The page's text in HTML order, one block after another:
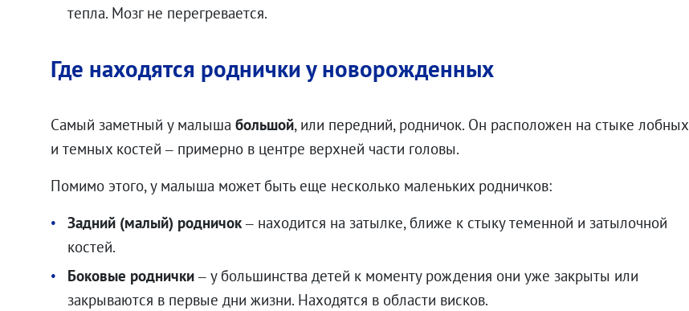
тепла. Мозг не перегревается.
Где находятся роднички у новорожденных
Самый заметный у малышабольшой, или передний, родничок. Он расположен на стыке лобных
и темных костей – примерно в центре верхней части головы.
Помимо этого, у малыша может быть еще несколько маленьких родничков:
Задний (малый) родничок– находится на затылке, ближе к стыку теменной и затылочной
костей.
Боковые роднички– у большинства детей к моменту рождения они уже закрыты или
закрываются в первые дни жизни. Находятся в области висков.